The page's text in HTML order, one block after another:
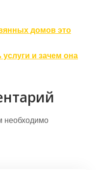
домов это
и зачем она
необходимо